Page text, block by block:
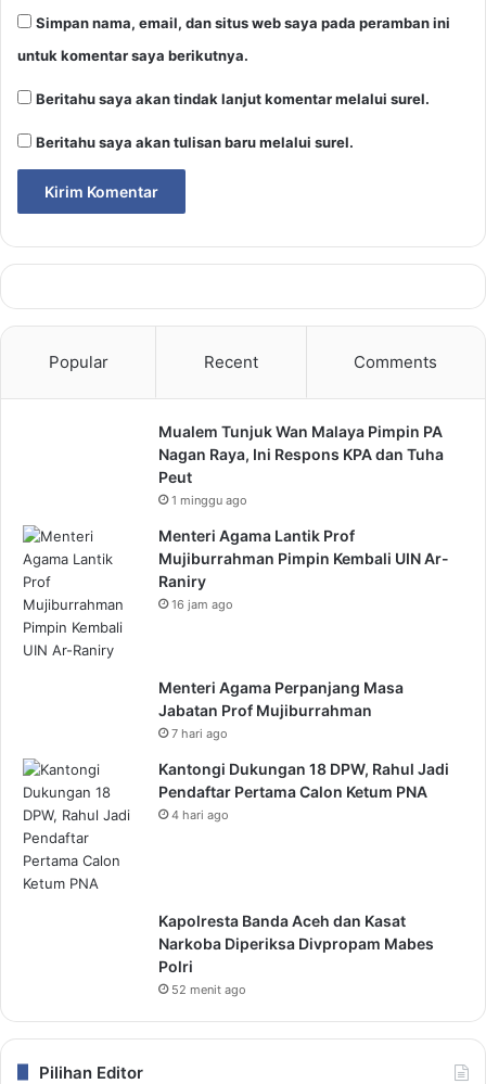
Simpan nama, email, dan situs web saya pada peramban ini
untuk komentar saya berikutnya.
Beritahu saya akan tindak lanjut komentar melalui surel.
Beritahu saya akan tulisan baru melalui surel.
Popular Recent Comments
Mualem Tunjuk Wan Malaya Pimpin PA
Nagan Raya, Ini Respons KPA dan Tuha
Peut
1 minggu ago
Menteri Agama Lantik Prof
Mujiburrahman Pimpin Kembali UIN Ar-
Raniry
16 jam ago
Menteri Agama Perpanjang Masa
Jabatan Prof Mujiburrahman
7 hari ago
Kantongi Dukungan 18 DPW, Rahul Jadi
Pendaftar Pertama Calon Ketum PNA
4 hari ago
Kapolresta Banda Aceh dan Kasat
Narkoba Diperiksa Divpropam Mabes
Polri
52 menit ago
Pilihan Editor